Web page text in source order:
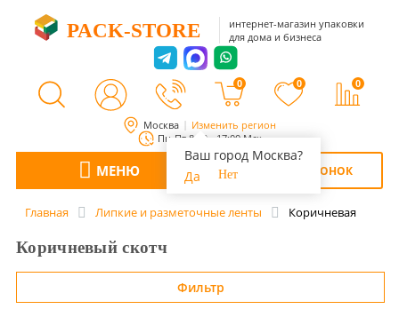
Москва Изменить регион
Ваш город Москва?
Да
Нет
Пн-Пт 8:00 - 17:00 Мск
PACK-STORE
интернет-магазин упаковки
для дома и бизнеса
0 0 0
МЕНЮ ОБРАТНЫЙ ЗВОНОК
Главная Липкие и разметочные ленты Коричневая
Коричневый скотч
Фильтр